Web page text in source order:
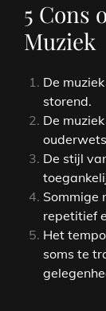
5 Cons
Muziek
De
storend.
De
De stijl
Sommige
repetitief
Het
soms te